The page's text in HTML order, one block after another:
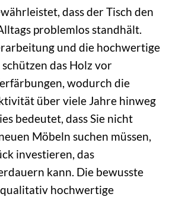
dass der Tisch den
problemlos standhält.
und die hochwertige
das Holz vor
wodurch die
über viele Jahre hinweg
bedeutet, dass Sie nicht
Möbeln suchen müssen,
investieren, das
kann. Die bewusste
hochwertige